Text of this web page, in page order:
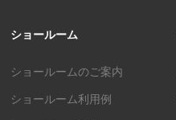
ショールーム
ショールームのご案内
ショールーム利用例